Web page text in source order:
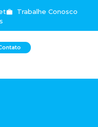
Trabalhe Conosco